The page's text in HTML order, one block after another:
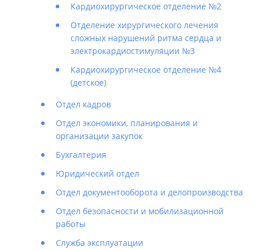
Кардиохирургическое отделение №2
Отделение хирургического лечения
сложных нарушений ритма сердца и
электрокардиостимуляции №3
Кардиохирургическое отделение №4
(детское)
Отдел кадров
Отдел экономики, планирования и
организации закупок
Бухгалтерия
Юридический отдел
Отдел документооборота и делопроизводства
Отдел безопасности и мобилизационной
работы
Служба эксплуатации